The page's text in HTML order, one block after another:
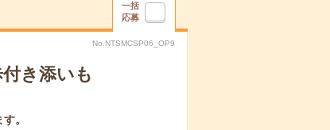
一括
応募
No.NTSMCSP06_OP9
き添いも
。